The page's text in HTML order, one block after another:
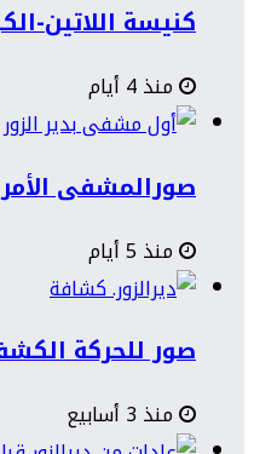
كنيسة اللاتين-
منذ 4 أيام
صورالمشفى
منذ 5 أيام
صور للحركة الكشفية(1938- 1958)
منذ 3 أسابيع